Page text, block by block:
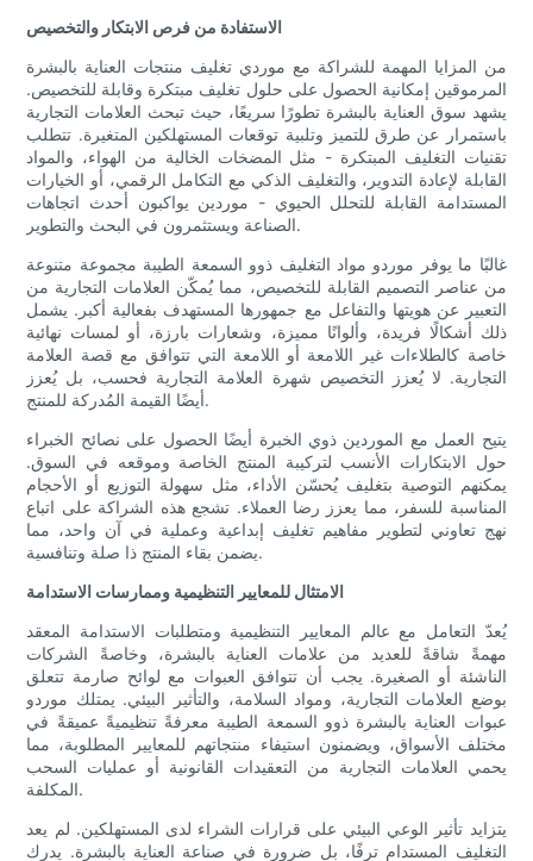
الاستفادة من فرص الابتكار والتخصيص
من المزايا المهمة للشراكة مع موردي تغليف منتجات العناية بالبشرة
المرموقين إمكانية الحصول على حلول تغليف مبتكرة وقابلة للتخصيص.
يشهد سوق العناية بالبشرة تطورًا سريعًا، حيث تبحث العلامات التجارية
باستمرار عن طرق للتميز وتلبية توقعات المستهلكين المتغيرة. تتطلب
تقنيات التغليف المبتكرة - مثل المضخات الخالية من الهواء، والمواد
القابلة لإعادة التدوير، والتغليف الذكي مع التكامل الرقمي، أو الخيارات
المستدامة القابلة للتحلل الحيوي - موردين يواكبون أحدث اتجاهات
الصناعة ويستثمرون في البحث والتطوير.
غالبًا ما يوفر موردو مواد التغليف ذوو السمعة الطيبة مجموعة متنوعة
من عناصر التصميم القابلة للتخصيص، مما يُمكّن العلامات التجارية من
التعبير عن هويتها والتفاعل مع جمهورها المستهدف بفعالية أكبر. يشمل
ذلك أشكالًا فريدة، وألوانًا مميزة، وشعارات بارزة، أو لمسات نهائية
خاصة كالطلاءات غير اللامعة أو اللامعة التي تتوافق مع قصة العلامة
التجارية. لا يُعزز التخصيص شهرة العلامة التجارية فحسب، بل يُعزز
أيضًا القيمة المُدركة للمنتج.
يتيح العمل مع الموردين ذوي الخبرة أيضًا الحصول على نصائح الخبراء
حول الابتكارات الأنسب لتركيبة المنتج الخاصة وموقعه في السوق.
يمكنهم التوصية بتغليف يُحسّن الأداء، مثل سهولة التوزيع أو الأحجام
المناسبة للسفر، مما يعزز رضا العملاء. تشجع هذه الشراكة على اتباع
نهج تعاوني لتطوير مفاهيم تغليف إبداعية وعملية في آن واحد، مما
يضمن بقاء المنتج ذا صلة وتنافسية.
الامتثال للمعايير التنظيمية وممارسات الاستدامة
يُعدّ التعامل مع عالم المعايير التنظيمية ومتطلبات الاستدامة المعقد
مهمةً شاقةً للعديد من علامات العناية بالبشرة، وخاصةً الشركات
الناشئة أو الصغيرة. يجب أن تتوافق العبوات مع لوائح صارمة تتعلق
بوضع العلامات التجارية، ومواد السلامة، والتأثير البيئي. يمتلك موردو
عبوات العناية بالبشرة ذوو السمعة الطيبة معرفةً تنظيميةً عميقةً في
مختلف الأسواق، ويضمنون استيفاء منتجاتهم للمعايير المطلوبة، مما
يحمي العلامات التجارية من التعقيدات القانونية أو عمليات السحب
المكلفة.
يتزايد تأثير الوعي البيئي على قرارات الشراء لدى المستهلكين. لم يعد
التغليف المستدام ترفًا، بل ضرورة في صناعة العناية بالبشرة. يدرك